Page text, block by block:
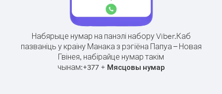
Набярыце нумар на панэлі набору Viber.Каб
пазваніць у краіну Манака з рэгіёна Папуа – Новая
Гвінея, набірайце нумар такім
чынам:+377+ Мясцовы нумар